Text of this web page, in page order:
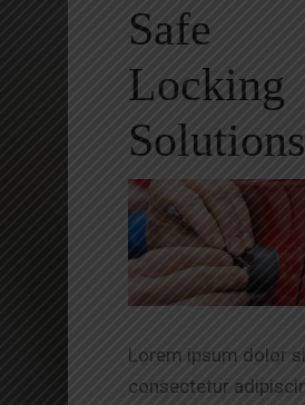
Safe
Locking
Solutions
Lorem ipsum dolor
consectetur